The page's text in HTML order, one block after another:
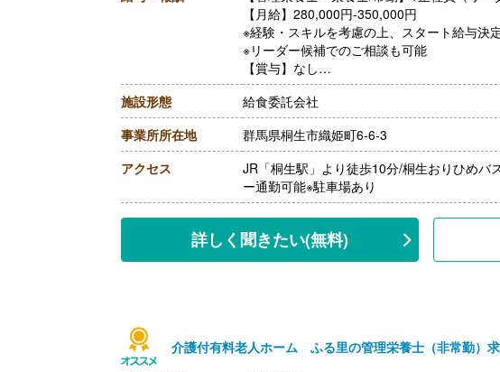
【月給】280,000円-350,000円
※経験・スキルを考慮の上、スタート給与決
※リーダー候補でのご相談も可能
【賞与】なし
【通勤手当】あり（上限なし、実費支給）
【昇給】あり※前年度実績なし
【退職金】なし
施設形態
給食委託会社
事業所所在地
群馬県桐生市織姫町6-6-3
アクセス
JR「桐生駅」より徒歩10分/桐生おりひめバ
ー通勤可能※駐車場あり
詳しく聞きたい(無料)
介護付有料老人ホーム ふる里の管理栄養士（非常勤）